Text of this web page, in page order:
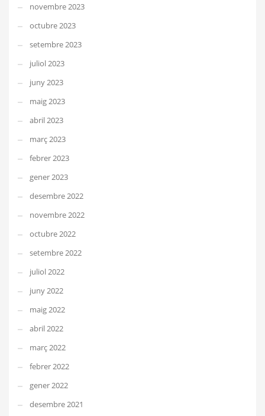
novembre 2023
octubre 2023
setembre 2023
juliol 2023
juny 2023
maig 2023
abril 2023
març 2023
febrer 2023
gener 2023
desembre 2022
novembre 2022
octubre 2022
setembre 2022
juliol 2022
juny 2022
maig 2022
abril 2022
març 2022
febrer 2022
gener 2022
desembre 2021